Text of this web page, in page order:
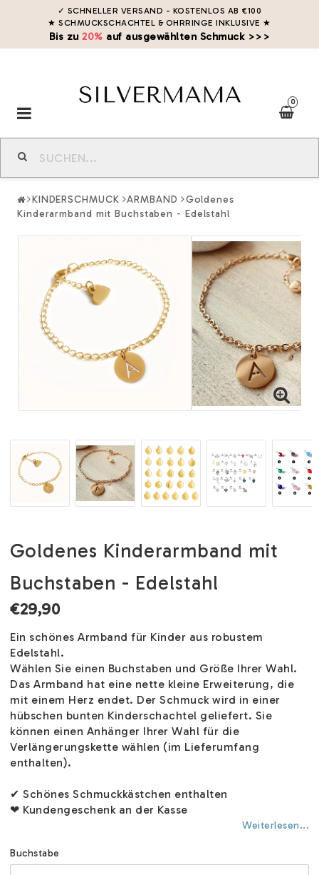
✓ SCHNELLER VERSAND - KOSTENLOS AB €100
★ SCHMUCKSCHACHTEL & OHRRINGE INKLUSIVE ★
Bis zu20% auf ausgewählten Schmuck >>>
0
Toggle
navigation
KINDERSCHMUCK ARMBAND
Goldenes
Kinderarmband mit Buchstaben - Edelstahl
Goldenes Kinderarmband mit
Buchstaben - Edelstahl
€29,90
Ein schönes Armband für Kinder aus robustem
Edelstahl.
Wählen Sie einen Buchstaben und Größe Ihrer Wahl.
Das Armband hat eine nette kleine Erweiterung, die
mit einem Herz endet. Der Schmuck wird in einer
hübschen bunten Kinderschachtel geliefert. Sie
können einen Anhänger Ihrer Wahl für die
Verlängerungskette wählen (im Lieferumfang
enthalten).
✔ Schönes Schmuckkästchen enthalten
❤ Kundengeschenk an der Kasse
Weiterlesen...
Buchstabe